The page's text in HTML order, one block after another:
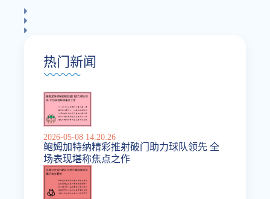
热门新闻
2026-05-08 14:20:26
鲍姆加特纳精彩推射破门助力球队领先 全
场表现堪称焦点之作